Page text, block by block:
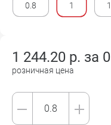
0.8 1
1 244.20 р. за
розничная цена